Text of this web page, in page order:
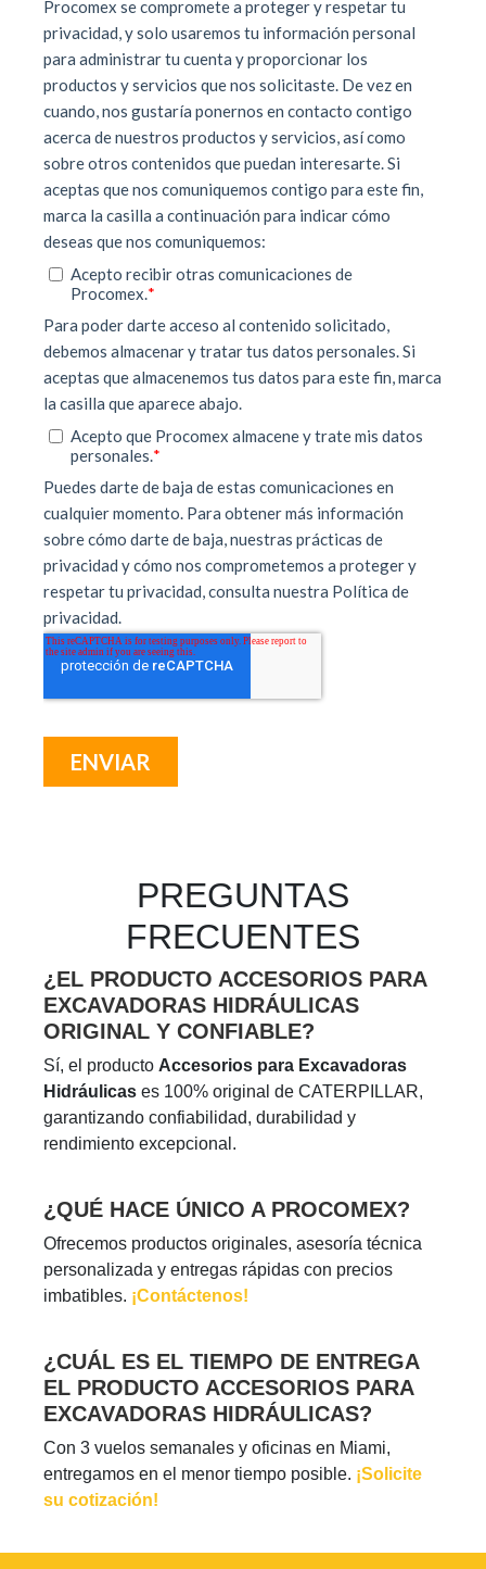
PREGUNTAS
FRECUENTES
¿EL PRODUCTO ACCESORIOS PARA
EXCAVADORAS HIDRÁULICAS
ORIGINAL Y CONFIABLE?
Sí, el producto Accesorios para Excavadoras
Hidráulicas es 100% original de CATERPILLAR,
garantizando confiabilidad, durabilidad y
rendimiento excepcional.
¿QUÉ HACE ÚNICO A PROCOMEX?
Ofrecemos productos originales, asesoría técnica
personalizada y entregas rápidas con precios
imbatibles. ¡Contáctenos!
¿CUÁL ES EL TIEMPO DE ENTREGA
EL PRODUCTO ACCESORIOS PARA
EXCAVADORAS HIDRÁULICAS?
Con 3 vuelos semanales y oficinas en Miami,
entregamos en el menor tiempo posible. ¡Solicite
su cotización!